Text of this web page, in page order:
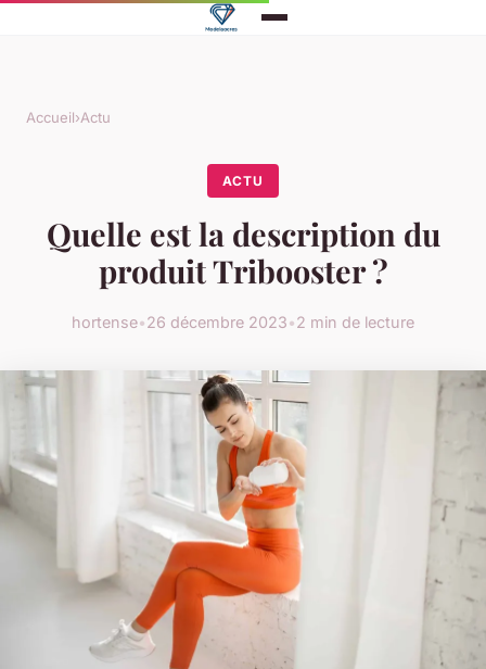
Accueil›Actu
ACTU
Quelle est la description du
produit Tribooster ?
hortense•26 décembre 2023•2 min de lecture